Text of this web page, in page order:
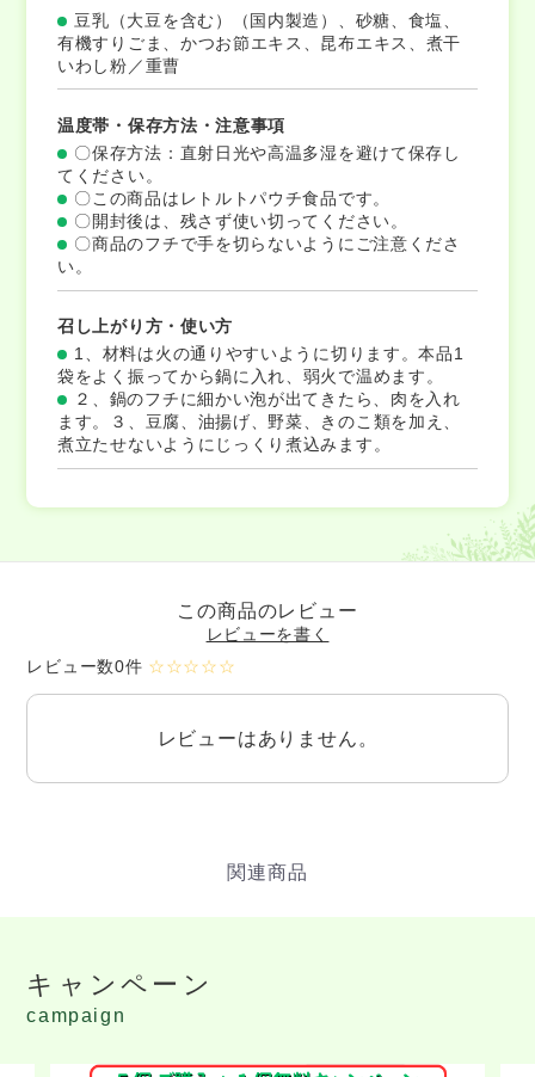
豆乳（大豆を含む）（国内製造）、砂糖、食塩、
有機すりごま、かつお節エキス、昆布エキス、煮干
いわし粉／重曹
温度帯・保存方法・注意事項
〇保存方法：直射日光や高温多湿を避けて保存し
てください。
〇この商品はレトルトパウチ食品です。
〇開封後は、残さず使い切ってください。
〇商品のフチで手を切らないようにご注意くださ
い。
召し上がり方・使い方
1、材料は火の通りやすいように切ります。本品1
袋をよく振ってから鍋に入れ、弱火で温めます。
２、鍋のフチに細かい泡が出てきたら、肉を入れ
ます。３、豆腐、油揚げ、野菜、きのこ類を加え、
煮立たせないようにじっくり煮込みます。
この商品のレビュー
レビューを書く
レビュー数0件 ☆☆☆☆☆
レビューはありません。
キャンペーン
campaign